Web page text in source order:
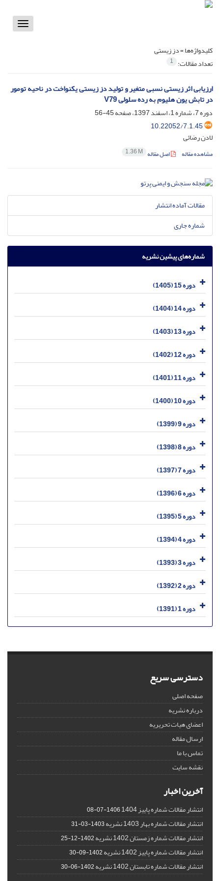
Toggle
کلیدواژه‌ها =دز زیستی
تعداد مقالات: 1
ارزیابی اثر زیستی نسبی متغیر و تولید دز زیستی یکنواخت در ناحیه تومور
در تابش یون هلیوم به رده سلولی V79
دوره 7، شماره 1، اسفند 1397، صفحه
45-56
10.22052/7.1.45
لادن رضائی
مشاهده مقاله اصل مقاله 1.36 M
مقالات آماده انتشار
شماره جاری
شماره‌های پیشین نشریه
دوره 15 (1405)
دوره 14 (1404)
دوره 13 (1403)
دوره 12 (1402)
دوره 11 (1401)
دوره 10 (1400)
دوره 9 (1399)
دوره 8 (1398)
دوره 7 (1397)
دوره 6 (1396)
دوره 5 (1395)
دوره 4 (1394)
دوره 3 (1393)
دوره 2 (1392)
دوره 1 (1391)
دسترسی سریع
صفحه اصلی
درباره نشریه
اعضای هیات تحریریه
ارسال مقاله
تماس با ما
نقشه سایت
آخرین اخبار
انتشار مقالات شماره پاییز 1404 1406-07-08
انتشار مقالات شماره بهار 1403 نشریه 1403-03-31
انتشار مقالات شماره زمستان 1402 نشریه 1402-12-25
انتشار مقالات شماره پاییز 1402 نشریه 1402-09-30
انتشار مقالات شماره تابستان 1402 نشریه 1402-06-30